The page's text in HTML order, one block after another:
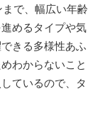
で、幅広い年齢
めるタイプや気
きる多様性あふ
わからないこと
ているので、タ